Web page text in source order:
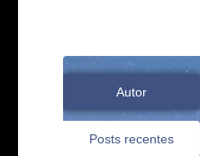
Autor
Posts recentes